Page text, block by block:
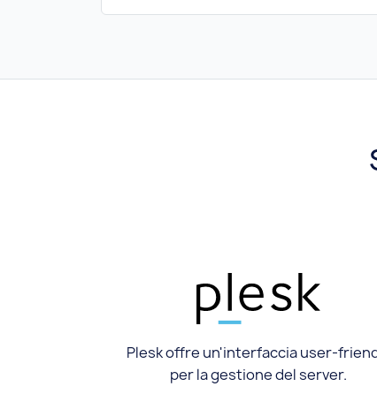
Plesk offre un'interfaccia user-
per la gestione del server.